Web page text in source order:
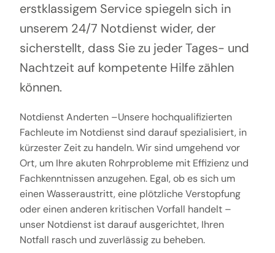
erstklassigem Service spiegeln sich in
unserem 24/7 Notdienst wider, der
sicherstellt, dass Sie zu jeder Tages- und
Nachtzeit auf kompetente Hilfe zählen
können.
Notdienst Anderten –Unsere hochqualifizierten
Fachleute im Notdienst sind darauf spezialisiert, in
kürzester Zeit zu handeln. Wir sind umgehend vor
Ort, um Ihre akuten Rohrprobleme mit Effizienz und
Fachkenntnissen anzugehen. Egal, ob es sich um
einen Wasseraustritt, eine plötzliche Verstopfung
oder einen anderen kritischen Vorfall handelt –
unser Notdienst ist darauf ausgerichtet, Ihren
Notfall rasch und zuverlässig zu beheben.